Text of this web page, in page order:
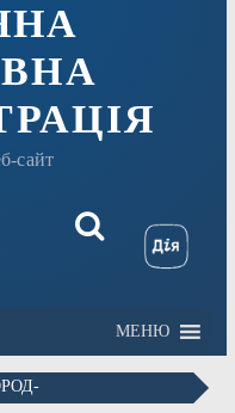
сайт
МЕНЮ